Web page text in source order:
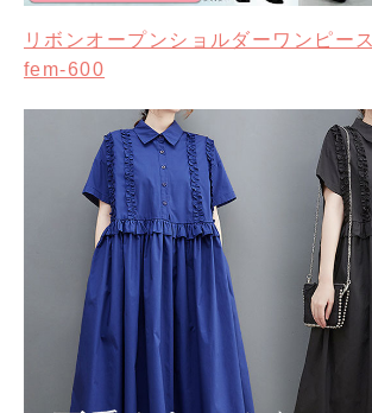
リボンオープンショルダーワンピース
fem-600